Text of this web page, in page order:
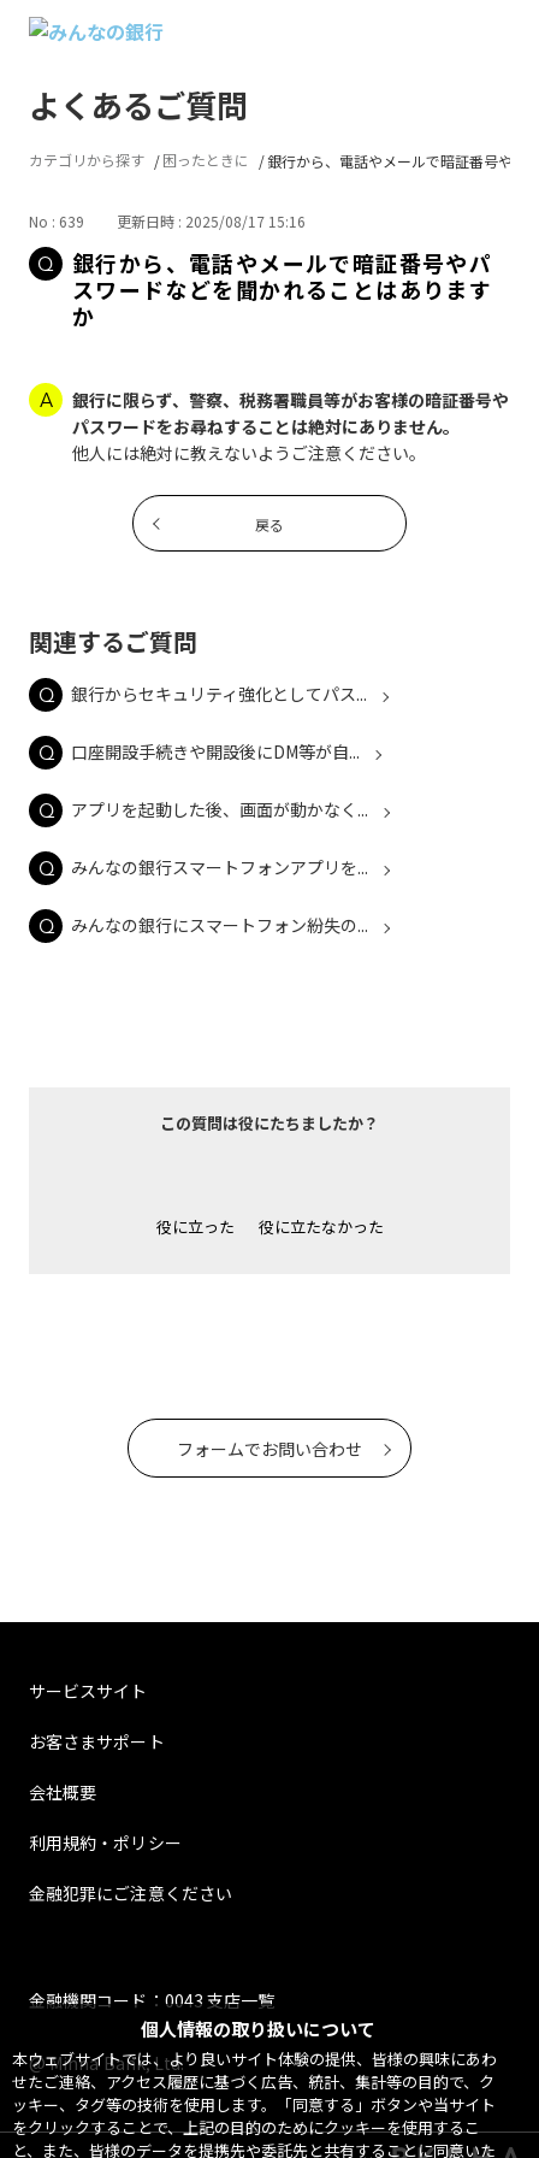
よくあるご質問
個人情報の取り扱いについて
本ウェブサイトでは、より良いサイト体験の提供、皆様の興味にあわ
せたご連絡、アクセス履歴に基づく広告、統計、集計等の目的で、ク
ッキー、タグ等の技術を使用します。「同意する」ボタンや当サイト
をクリックすることで、上記の目的のためにクッキーを使用するこ
と、また、皆様のデータを提携先や委託先と共有することに同意いた
カテゴリから探す 困ったときに 銀行から、電話やメールで暗証番号や...
No : 639 更新日時 : 2025/08/17 15:16
銀行から、電話やメールで暗証番号やパ
スワードなどを聞かれることはあります
か
銀行に限らず、警察、税務署職員等がお客様の暗証番号や
パスワードをお尋ねすることは絶対にありません。
他人には絶対に教えないようご注意ください。
戻る
関連するご質問
銀行からセキュリティ強化としてパス...
口座開設手続きや開設後にDM等が自...
アプリを起動した後、画面が動かなく...
みんなの銀行スマートフォンアプリを...
みんなの銀行にスマートフォン紛失の...
この質問は役にたちましたか？
役に立った 役に立たなかった
フォームでお問い合わせ
サービスサイト
お客さまサポート
会社概要
利用規約・ポリシー
金融犯罪にご注意ください
金融機関コード：0043 支店一覧
@ Minna Bank, Ltd.